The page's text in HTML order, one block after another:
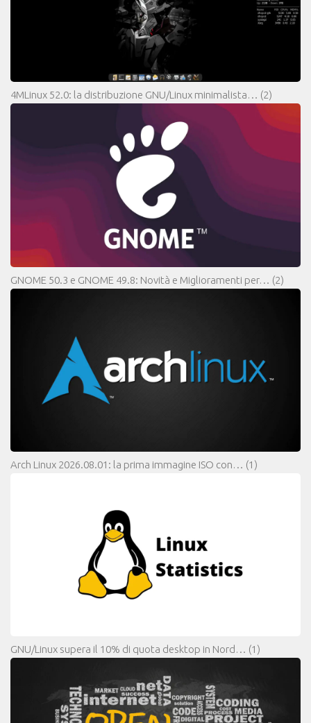
4MLinux 52.0: la distribuzione GNU/Linux minimalista… (2)
GNOME 50.3 e GNOME 49.8: Novità e Miglioramenti per… (2)
Arch Linux 2026.08.01: la prima immagine ISO con… (1)
GNU/Linux supera il 10% di quota desktop in Nord… (1)